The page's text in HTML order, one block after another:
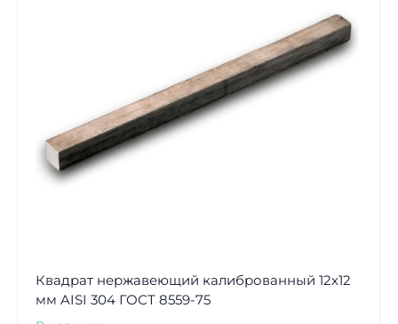
Квадрат нержавеющий калиброванный 12х12
мм AISI 304 ГОСТ 8559-75